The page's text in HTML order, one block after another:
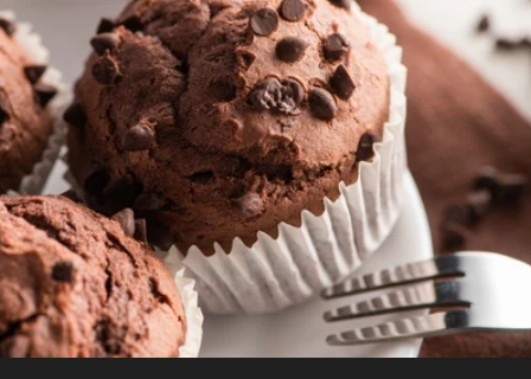
”Overnight Oats“
”Vegan protein“
”Collagen“
”Micellar Casein“